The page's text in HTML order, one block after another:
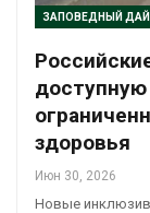
здоровья
Июн 30, 2026
Новые